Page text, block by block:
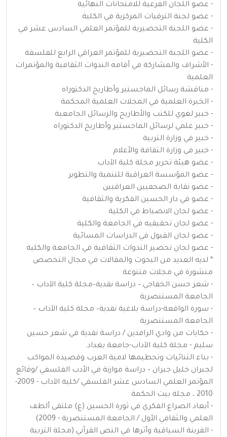
- عضو اللجان الفرعية للامتحانات النهائية
- عضو لجنة الترقيات المركزية في الكلية
- عضو اللجنة التحضيرية للمؤتمر العلمي السادس عشر في
الكلية
- عضو اللجنة التحضيرية للمؤتمر العراقي الرابع للفلسفة
- الأشراف والمشاركة في أقامه الندوات الثقافية والمؤتمرات
العلمية
- مناقشة رسائل الماجستير وأطاريح الدكتوراه
- الخبرة العلمية في المجلات العلمية المحكمة
- خبير لغوي للكتب والأطاريح والرسائل الجامعية
- خبير علمي لرسائل الماجستير وأطاريح الدكتوراه
- خبير في وزارة التربية
- خبير في وزارة الثقافة والأعلام
- عضو هيئة تحرير مجلة كلية الآداب
- عضو المؤسسة العراقية للتنمية والتطوير
- عضو نقابة الصحفيين العراقيين
- عضو في دار الحسين الفكرية والثقافية
- عضو لجان الانضباط في الكلية
- عضو لجان تحقيقيه في الجامعة والكلية
- عضو لجان القبول في الدراسات المسائية
- عضو لجان تحضير الندوات الثقافية في الجامعة والكلية
* لديه العديد من البحوث والمقالات في مجال التخصص
منشورة في مجلات متنوعة
- شعر حسن الخفاجي – دراسة نقدية–مجلة كلية الآداب –
الجامعة المستنصرية
- سورة الواقعة-دراسة بلاغية نقدية– مجلة كلية الآداب –
الجامعة المستنصرية
- حكايات من وادي الرافدين / دراسة نقدية في شعر حسين
سليم - مجلة كلية الآداب-جامعة بغداد.
- بناء الثنائيات وتحطيمها لامية العرب وقصيدة المواكب
لجبران خليل جبران – دراسة موازنة في الأدب الفلسفي /وقائع
المؤتمر العلمي السادس عشر الفلسفي /كلية الآداب - 2009-
2010 ، مجلة بيت الحكمة
- أبعاد الصراع الفكري في ثورة الحسين (ع) ملتقى ألطف
العلمي والثقافي الأول / الجامعة المستنصرية - 2009)
- القرينة السياقية وأثرها في النص القرآني (مجلة التربية